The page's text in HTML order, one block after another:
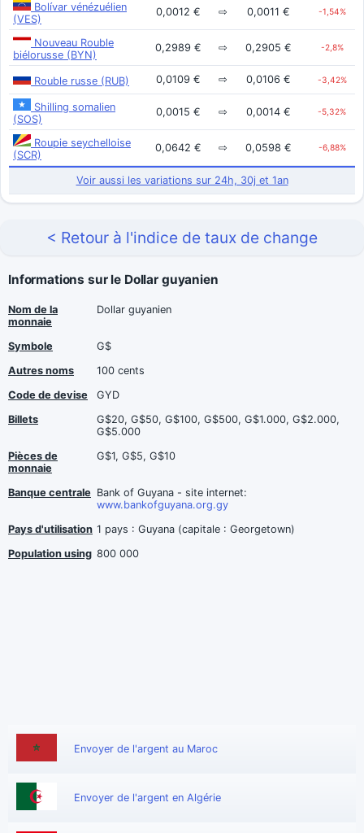
Bolívar vénézuélien
(VES)
0,0012 € ⇨ 0,0011 € -1,54%
Nouveau Rouble
biélorusse (BYN)
0,2989 € ⇨ 0,2905 € -2,8%
Rouble russe (RUB) 0,0109 € ⇨ 0,0106 € -3,42%
Shilling somalien
(SOS)
0,0015 € ⇨ 0,0014 € -5,32%
Roupie seychelloise
(SCR)
0,0642 € ⇨ 0,0598 € -6,88%
Voir aussi les variations sur 24h, 30j et 1an
< Retour à l'indice de taux de change
Informations sur le Dollar guyanien
Nom de la
monnaie
Dollar guyanien
Symbole
G$
Autres noms
100 cents
Code de devise
GYD
Billets
G$20, G$50, G$100, G$500, G$1.000, G$2.000,
G$5.000
Pièces de
monnaie
G$1, G$5, G$10
Banque centrale Bank of Guyana - site internet:
www.bankofguyana.org.gy
Pays d'utilisation 1 pays : Guyana (capitale : Georgetown)
Population using 800 000
Envoyer de l'argent au Maroc
Envoyer de l'argent en Algérie